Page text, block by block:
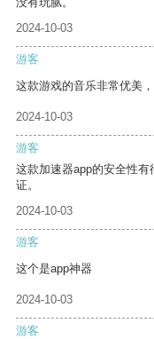
2024-10-03
游客
这款游戏的音乐非常优美
2024-10-03
游客
这款加速器app的安全性
证。
2024-10-03
游客
这个是app神器
2024-10-03
游客